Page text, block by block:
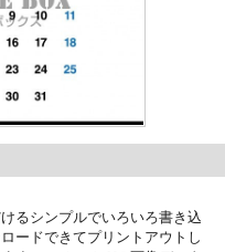
るシンプルでいろいろ書き込
ードできてプリントアウトし